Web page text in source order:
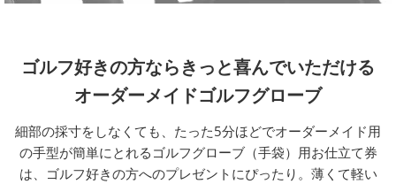
ゴルフ好きの方ならきっと喜んでいただける
オーダーメイドゴルフグローブ
細部の採寸をしなくても、たった5分ほどでオーダーメイド用
の手型が簡単にとれるゴルフグローブ（手袋）用お仕立て券
は、ゴルフ好きの方へのプレゼントにぴったり。薄くて軽い